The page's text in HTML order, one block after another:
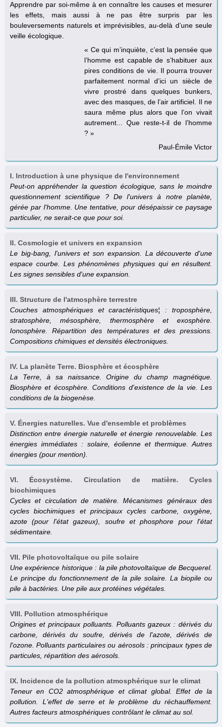
Apprendre par soi-même à en connaître les causes et mesurer
les effets, mais aussi à ne pas être surpris par les
bouleversements naturels et imprévisibles, au-delà d’une seule
veille écologique.
« Ce qui m’inquiète, c’est la pensée que
l’homme est capable de s’habituer aux
pires conditions de vie. Il pourra trouver
parfaitement normal d’ici un siècle de
vivre prostré dans quelques bunkers,
avec des masques, de l’air artificiel. Il ne
saura même plus alors que l’on vivait
autrement... Que reste-t-il de l’homme
? »
Paul-Émile Victor
I. Introduction à une physique de l'environnement
Peut-on appréhender la question écologique, sans le moindre
questionnement scientifique ? De l'univers à notre planète,
gérée par l'homme. Une tentative, pour désépaissir ce paysage
particulier, ne serait-ce que pour soi.
II. Cosmologie et univers en expansion
Le big-bang, l'univers et son expansion. La découverte d'une
espace courbe. Les phénomènes physiques qui en résultent.
Les signes sensibles d'une expansion.
III. Structure de l'atmosphère terrestre
Couches atmosphériques et caractéristiques¦ : troposphère,
stratosphère, mésosphère, thermosphère et exosphère.
Ionosphère. Répartition des températures et des pressions.
Compositions chimiques et densités électroniques.
IV. La planète Terre. Biosphère et écosphère
La Terre, à sa naissance. Origine du champ magnétique.
Biosphère et écosphère. Conditions d'existence de la vie. Les
conditions de la biogenèse.
V. Énergies naturelles. Vue d'ensemble et problèmes
Distinction entre énergie naturelle et énergie renouvelable. Les
énergies immédiates : solaire, éolienne et thermique. Autres
énergies (pour mention).
VI. Écosystème. Circulation de matière. Cycles
biochimiques
Cycles et circulation de matière. Mécanismes généraux des
cycles biochimiques et principaux cycles carbone, oxygène,
azote (pour l'état gazeux), soufre et phosphore pour l'état
sédimentaire.
VII. Pile photovoltaïque ou pile solaire
Une expérience historique : la pile photovoltaïque de Becquerel.
Le principe du fonctionnement de la pile solaire. La biopile ou
pile à bactéries. Une pile aux protéines végétales.
VIII. Pollution atmosphérique
Origines et principaux polluants. Polluants gazeux : dérivés du
carbone, dérivés du soufre, dérivés de l'azote, dérivés de
l'ozone. Polluants particulaires ou aérosols : principaux types de
particules, répartition des aérosols.
IX. Incidence de la pollution atmosphérique sur le climat
Teneur en CO2 atmosphérique et climat global. Effet de la
pollution. L'effet de serre et le problème du réchauffement.
Autres facteurs atmosphériques contrôlant le climat au sol.